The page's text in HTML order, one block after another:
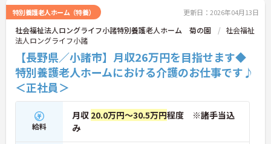
特別養護老人ホーム（特養） 更新日：2026年04月13日
社会福祉法人ロングライフ小諸特別養護老人ホーム 菊の園
社会福祉
法人ロングライフ小諸
【長野県／小諸市】月収26万円を目指せます◆
特別養護老人ホームにおける介護のお仕事です♪
＜正社員＞
給料
月収 20.0万円～30.5万円程度 ※諸手当込
み